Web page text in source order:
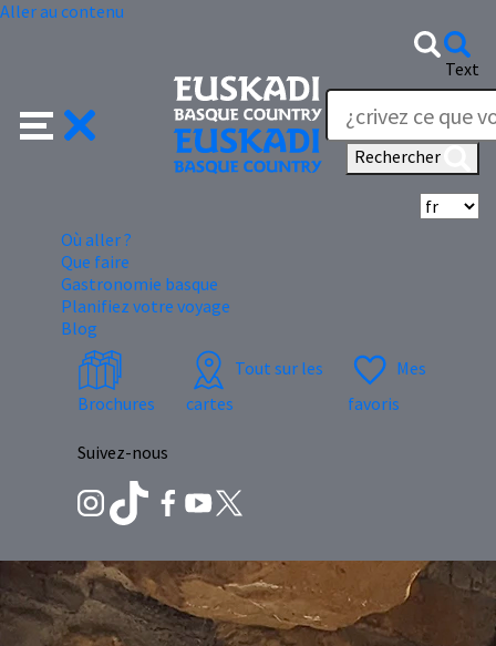
Aller au contenu
Text
Rechercher
Où aller ?
Que faire
Gastronomie basque
Planifiez votre voyage
Blog
Brochures
Tout sur les
cartes
Mes
favoris
Suivez-nous